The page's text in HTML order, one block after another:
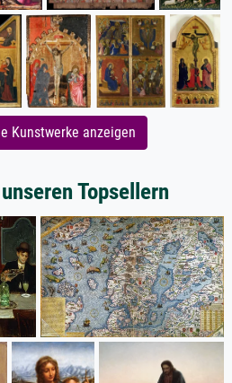
Kunstwerke anzeigen
Topsellern